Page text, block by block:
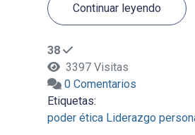
Continuar leyendo
38
3397 Visitas
0 Comentarios
Etiquetas:
poder ética Liderazgo